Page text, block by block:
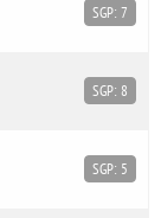
SGP: 7
SGP: 8
SGP: 5